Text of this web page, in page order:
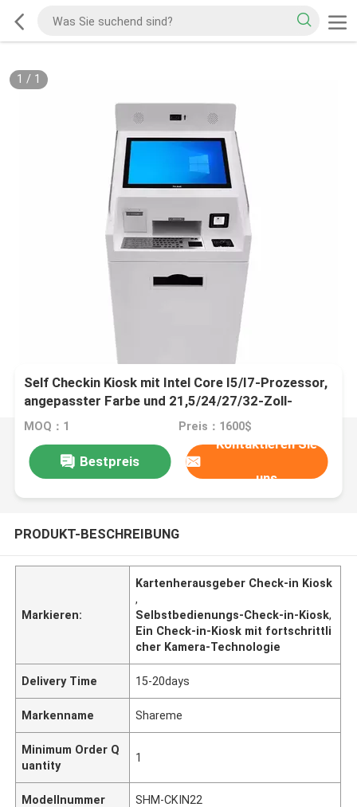
1 / 1
Self Checkin Kiosk mit Intel Core I5/I7-Prozessor,
angepasster Farbe und 21,5/24/27/32-Zoll-
Bildschirm für vielseitige
MOQ：1 Preis：1600$
Bestpreis
Kontaktieren Sie
uns
PRODUKT-BESCHREIBUNG
Markieren:
Kartenherausgeber Check-in Kiosk
,
Selbstbedienungs-Check-in-Kiosk,
Ein Check-in-Kiosk mit fortschrittli
cher Kamera-Technologie
Delivery Time 15-20days
Markenname Shareme
Minimum Order Q
uantity
1
Modellnummer SHM-CKIN22